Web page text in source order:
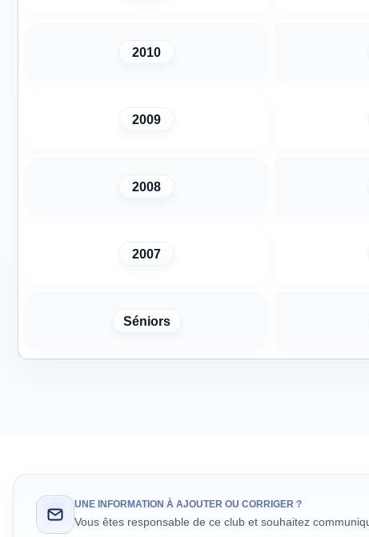
2010
2009
2008
2007
Séniors
UNE INFORMATION À AJOUTER OU CORRIGER ?
Vous êtes responsable de ce club et souhaitez